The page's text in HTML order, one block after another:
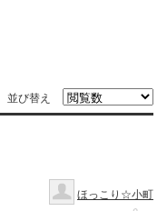
並び替え
ほっこり☆小町